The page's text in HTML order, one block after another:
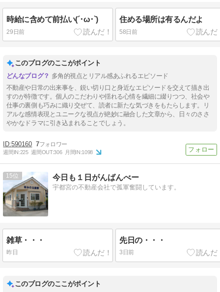
時給に含めて前払い(´･ω･`)
29日前
住める場所は有るんだよ
58日前
このブログのここがポイント
多角的視点とリアル感あふれるエピソード
不動産や日常の出来事を、鋭い切り口と身近なエピソードを交えて描き出
すのが特徴です。個人のこだわりや揺れる心情を繊細に綴りつつ、社会や
仕事の裏側も巧みに織り交ぜて、読者に新たな気づきをもたらします。リ
アルな感情表現とユニークな視点が絶妙に融合した文章から、日々のささ
やかなドラマに引き込まれることでしょう。
590160 7
週間IN:225 週間OUT:306 月間IN:1098
15 今日も１日がんばんべー
宇都宮の不動産会社で孤軍奮闘しています。
雑草・・・
昨日
先日の・・・
3日前
このブログのここがポイント